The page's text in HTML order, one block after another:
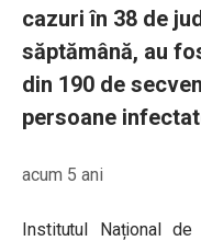
cazuri în 38 de
săptămână, au
din 190 de
persoane
acum 5 ani
Institutul Național